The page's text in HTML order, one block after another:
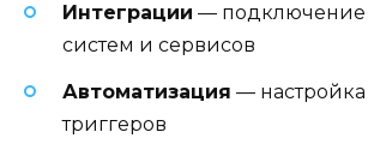
Интеграции —
систем и сервисов
Автоматизация — настройка
триггеров